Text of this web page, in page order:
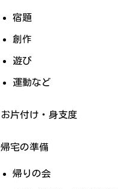
宿題
創作
遊び
運動など
お片付け・身支度
帰宅の準備
帰りの会